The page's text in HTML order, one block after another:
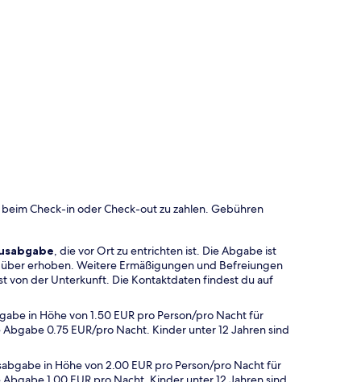
Check-in oder Check-out zu zahlen. Gebühren
, die vor Ort zu entrichten ist. Die Abgabe ist
erhoben. Weitere Ermäßigungen und Befreiungen
von der Unterkunft. Die Kontaktdaten findest du auf
in Höhe von 1.50 EUR pro Person/pro Nacht für
0.75 EUR/pro Nacht. Kinder unter 12 Jahren sind
in Höhe von 2.00 EUR pro Person/pro Nacht für